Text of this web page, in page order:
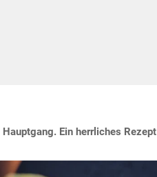
Ein herrliches Rezept